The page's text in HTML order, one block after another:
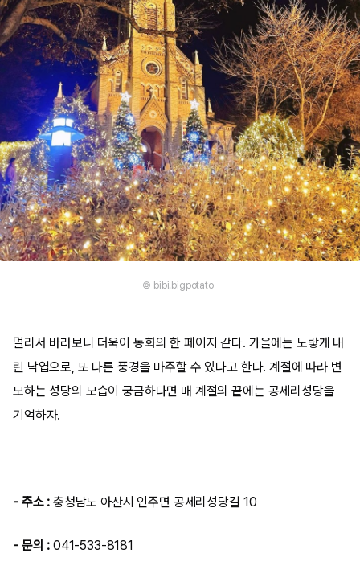
© bibi.bigpotato_
멀리서 바라보니 더욱이 동화의 한 페이지 같다. 가을에는 노랗게 내
린 낙엽으로, 또 다른 풍경을 마주할 수 있다고 한다. 계절에 따라 변
모하는 성당의 모습이 궁금하다면 매 계절의 끝에는 공세리성당을
기억하자.
- 주소 : 충청남도 아산시 인주면 공세리성당길 10
- 문의 : 041-533-8181